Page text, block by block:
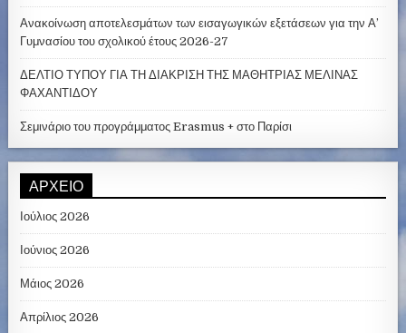
Ανακοίνωση αποτελεσμάτων των εισαγωγικών εξετάσεων για την Α’
Γυμνασίου του σχολικού έτους 2026-27
ΔΕΛΤΙΟ ΤΥΠΟΥ ΓΙΑ ΤΗ ΔΙΑΚΡΙΣΗ ΤΗΣ ΜΑΘΗΤΡΙΑΣ ΜΕΛΙΝΑΣ
ΦΑΧΑΝΤΙΔΟΥ
Σεμινάριο του προγράμματος Erasmus + στο Παρίσι
ΑΡΧΕΊΟ
Ιούλιος 2026
Ιούνιος 2026
Μάιος 2026
Απρίλιος 2026